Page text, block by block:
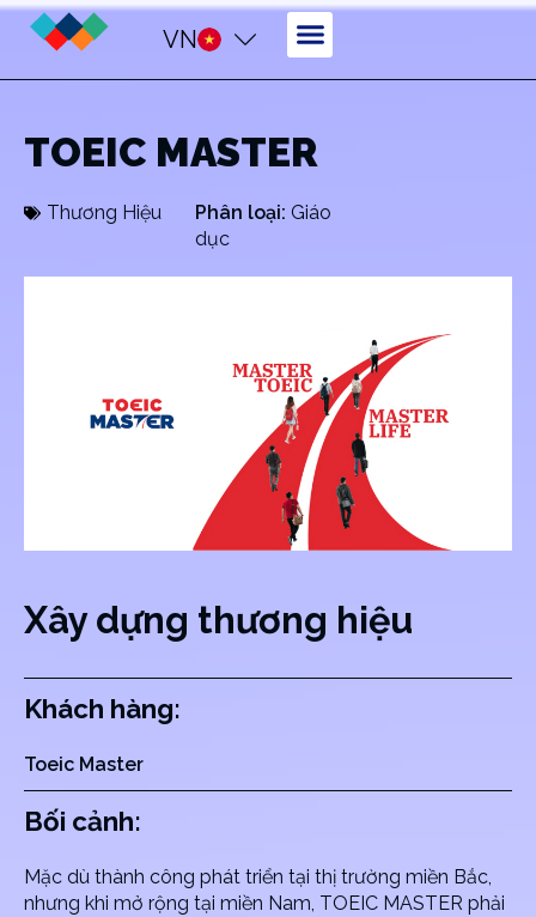
VN
TOEIC MASTER
Thương Hiệu Phân loại: Giáo
dục
Xây dựng thương hiệu
Khách hàng:
Toeic Master
Bối cảnh:
Mặc dù thành công phát triển tại thị trường miền Bắc,
nhưng khi mở rộng tại miền Nam, TOEIC MASTER phải